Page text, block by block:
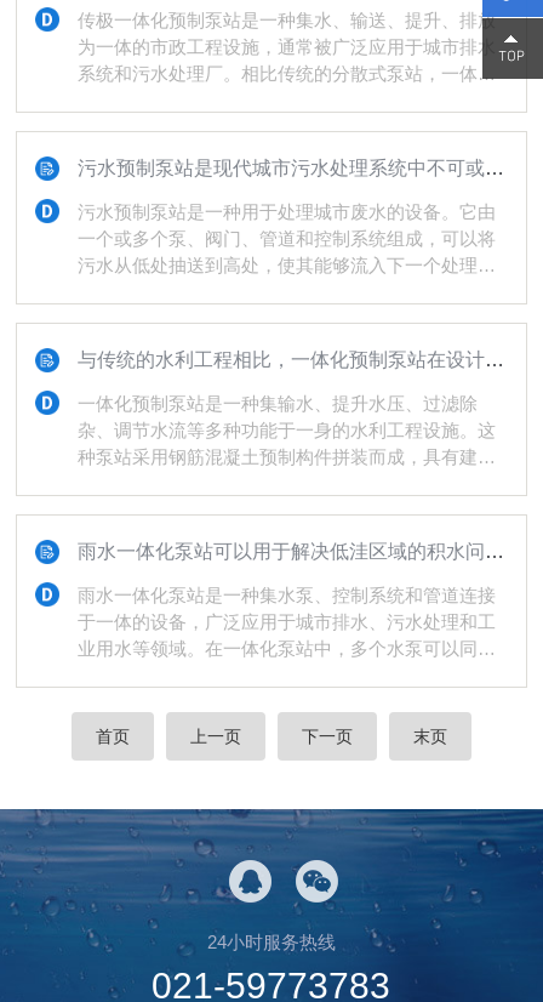
封)所在地尽其所能、自行解决问题。我公司将按订购
产品数量3%的易损配件免费陪送。3、公司在为广大
用户使用的产品实行质量跟踪、保养、定期回访服
传极一体化预制泵站是一种集水、输送、提升、排放
为一体的市政工程设施，通常被广泛应用于城市排水
系统和污水处理厂。相比传统的分散式泵站，一体化
点，因此在现代城市建设中得到了越来越广泛的应
用。一体化预制泵站由多个部件组成，其中最重要的
是泵站本体。泵站本体采用混凝土预制构件制成，具
有强度高、密封性好、防腐耐久等特点。泵站中安装
有多台排污泵，通过管道将城市污水从下水道输送至
污水处理厂。泵站还配备有自控系统，能够自动监测
污水预制泵站是现代城市污水处理系统中不可或缺的一部分
污水预制泵站是一种用于处理城市废水的设备。它由
一个或多个泵、阀门、管道和控制系统组成，可以将
污水从低处抽送到高处，使其能够流入下一个处理步
域，例如下沉式停车场、地下室、隧道等地方。预制
具有更小的占地面积。由于所有的设备都被安装在一
个预制的混凝土结构中，它的建造时间和成本也会降
低，这对于需要快速完成工程的项目非常有帮助。此
外，由于预制泵站的结构非常坚固，因此它可以承受
与传统的水利工程相比，一体化预制泵站在设计和建设中更注重经济性和实用性
一体化预制泵站是一种集输水、提升水压、过滤除
杂、调节水流等多种功能于一身的水利工程设施。这
种泵站采用钢筋混凝土预制构件拼装而成，具有建造
的水利工程相比，预制泵站在设计和建设中更注重经
组合，使得设施规模和处理能力可根据需求进行扩展
或缩减。此外，预制构件可以在工厂进行生产和加
工，不仅可以快速交付，还能保证产品质量和可靠
性。另一个优点是一体化预制泵站具有较好的环保可
雨水一体化泵站可以用于解决低洼区域的积水问题，防止涝灾的发生
雨水一体化泵站是一种集水泵、控制系统和管道连接
于一体的设备，广泛应用于城市排水、污水处理和工
业用水等领域。在一体化泵站中，多个水泵可以同时
系统等附属设备，提高其性能和可靠性。一体化泵站
的主要优点是节约空间和成本。传统的泵站通常需要
控制系统合并在一起，减少了占地面积。此外，一体
化泵站的建设和维护成本也较低，因为它们使用标准
化零部件和模块化设计...
首页 上一页 下一页 末页
24小时服务热线
021-59773783